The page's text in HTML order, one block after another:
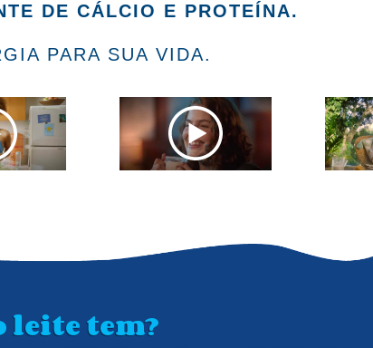
DE CÁLCIO E PROTEÍNA.
PARA SUA VIDA.
leite tem?